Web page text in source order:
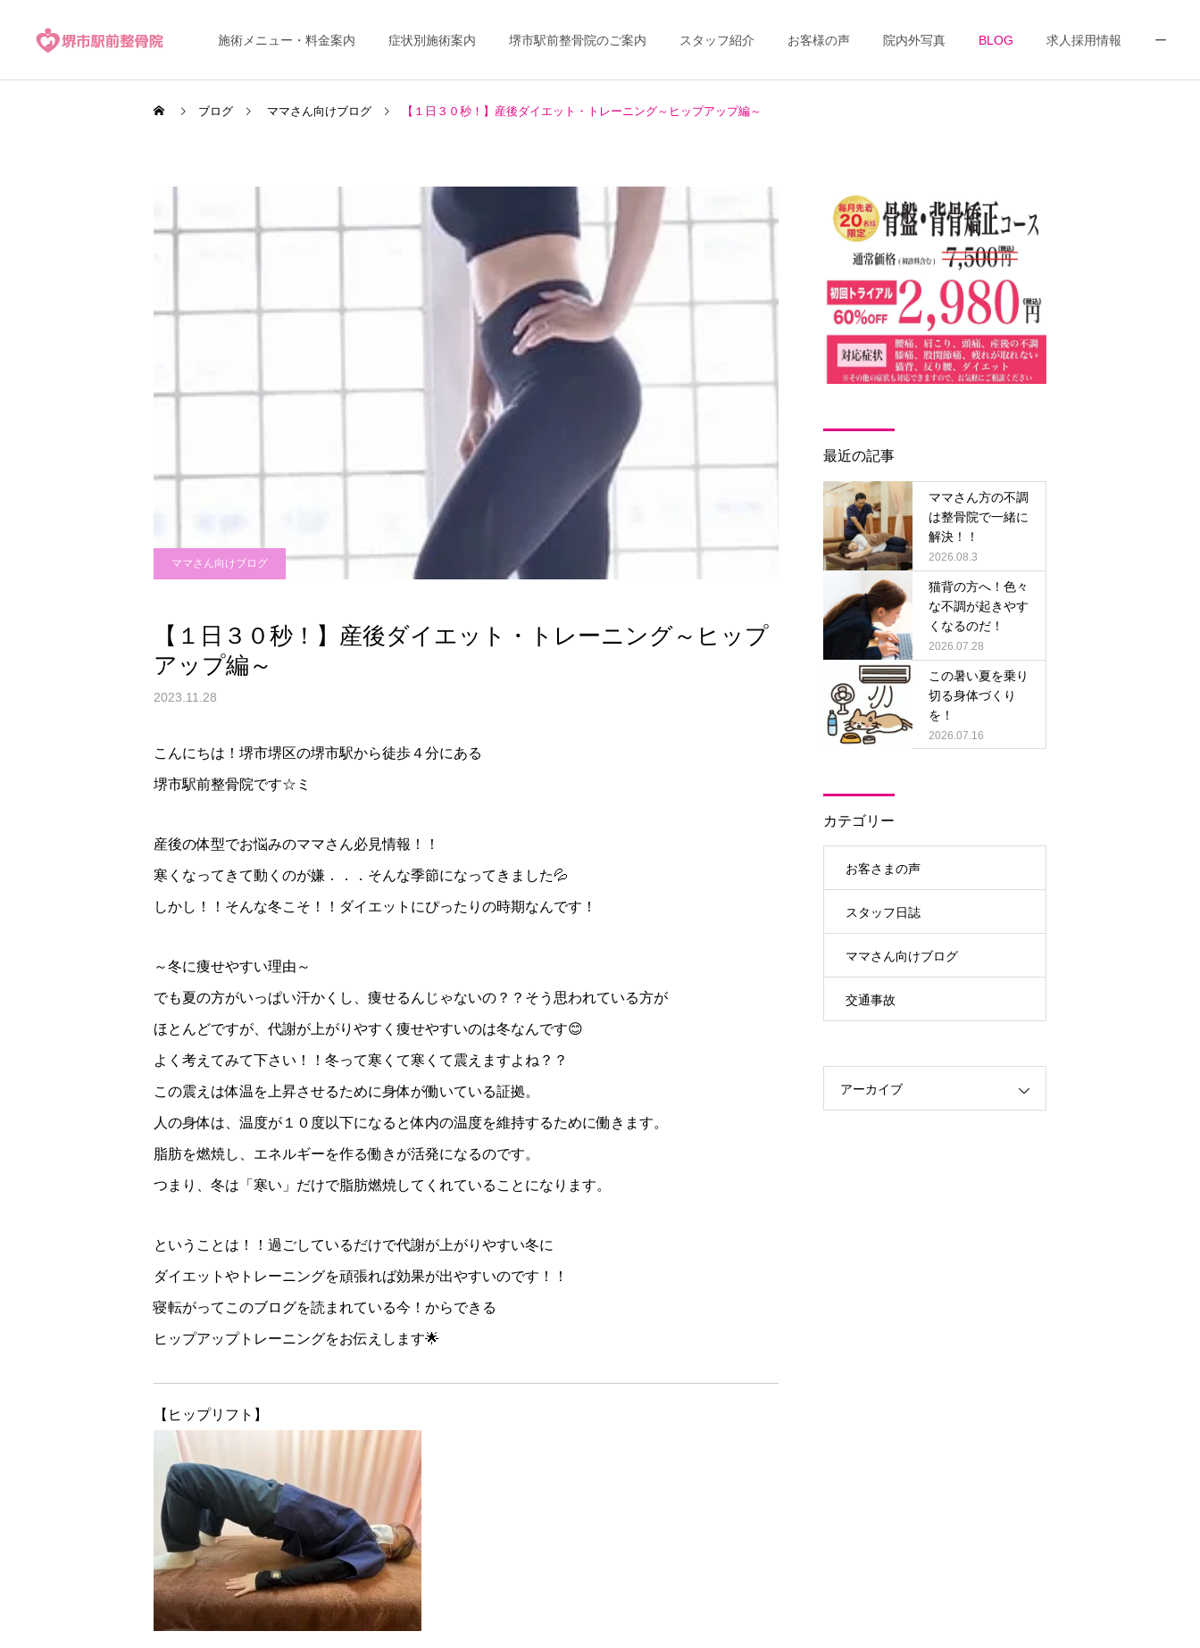
施術メニュー・料金案内 症状別施術案内 堺市駅前整骨院のご案内 スタッフ紹介 お客様の声 院内外写真 BLOG 求人採用情報 ー
ブログ ママさん向けブログ 【１日３０秒！】産後ダイエット・トレーニング～ヒップアップ編～
ママさん向けブログ
【１日３０秒！】産後ダイエット・トレーニング～ヒップ
アップ編～
2023.11.28
こんにちは！堺市堺区の堺市駅から徒歩４分にある
堺市駅前整骨院です☆ミ
産後の体型でお悩みのママさん必見情報！！
寒くなってきて動くのが嫌．．．そんな季節になってきました💦
しかし！！そんな冬こそ！！ダイエットにぴったりの時期なんです！
～冬に痩せやすい理由～
でも夏の方がいっぱい汗かくし、痩せるんじゃないの？？そう思われている方が
ほとんどですが、代謝が上がりやすく痩せやすいのは冬なんです😊
よく考えてみて下さい！！冬って寒くて寒くて震えますよね？？
この震えは体温を上昇させるために身体が働いている証拠。
人の身体は、温度が１０度以下になると体内の温度を維持するために働きます。
脂肪を燃焼し、エネルギーを作る働きが活発になるのです。
つまり、冬は「寒い」だけで脂肪燃焼してくれていることになります。
ということは！！過ごしているだけで代謝が上がりやすい冬に
ダイエットやトレーニングを頑張れば効果が出やすいのです！！
寝転がってこのブログを読まれている今！からできる
ヒップアップトレーニングをお伝えします🌟
【ヒップリフト】
最近の記事
ママさん方の不調
は整骨院で一緒に
解決！！
2026.08.3
猫背の方へ！色々
な不調が起きやす
くなるのだ！
2026.07.28
この暑い夏を乗り
切る身体づくり
を！
2026.07.16
カテゴリー
お客さまの声
スタッフ日誌
ママさん向けブログ
交通事故
アーカイブ